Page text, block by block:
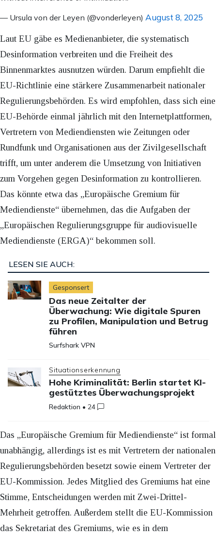
— Ursula von der Leyen (@vonderleyen) August 8, 2025
Laut EU gäbe es Medienanbieter, die systematisch
Desinformation verbreiten und die Freiheit des
Binnenmarktes ausnutzen würden. Darum empfiehlt die
EU-Richtlinie eine stärkere Zusammenarbeit nationaler
Regulierungsbehörden. Es wird empfohlen, dass sich eine
EU-Behörde einmal jährlich mit den Internetplattformen,
Vertretern von Mediendiensten wie Zeitungen oder
Rundfunk und Organisationen aus der Zivilgesellschaft
trifft, um unter anderem die Umsetzung von Initiativen
zum Vorgehen gegen Desinformation zu kontrollieren.
Das könnte etwa das „Europäische Gremium für
Mediendienste“ übernehmen, das die Aufgaben der
„Europäischen Regulierungsgruppe für audiovisuelle
Mediendienste (ERGA)“ bekommen soll.
LESEN SIE AUCH:
Gesponsert
Das neue Zeitalter der
Überwachung: Wie digitale Spuren
zu Profilen, Manipulation und Betrug
führen
Surfshark VPN
Situationserkennung
Hohe Kriminalität: Berlin startet KI-
gestütztes Überwachungsprojekt
Redaktion •24
Das „Europäische Gremium für Mediendienste“ ist formal
unabhängig, allerdings ist es mit Vertretern der nationalen
Regulierungsbehörden besetzt sowie einem Vertreter der
EU-Kommission. Jedes Mitglied des Gremiums hat eine
Stimme, Entscheidungen werden mit Zwei-Drittel-
Mehrheit getroffen. Außerdem stellt die EU-Kommission
das Sekretariat des Gremiums, wie es in dem